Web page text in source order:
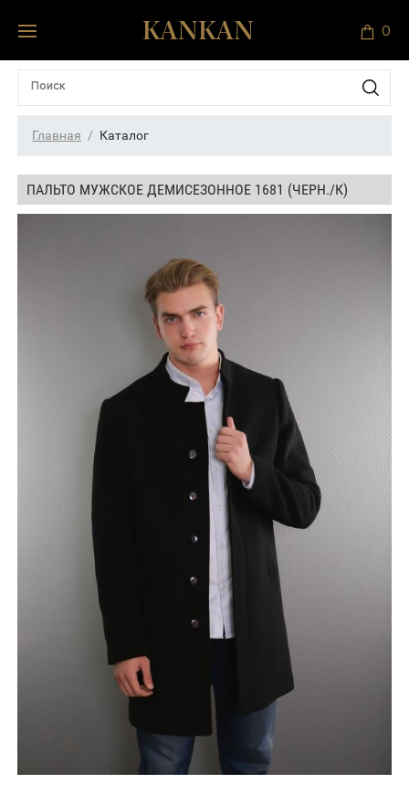
0
Главная Каталог
ПАЛЬТО МУЖСКОЕ ДЕМИСЕЗОННОЕ 1681 (ЧЕРН./К)